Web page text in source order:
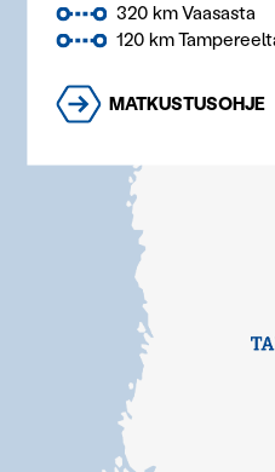
320 km Vaasasta
120 km
MATKUSTUSOHJE